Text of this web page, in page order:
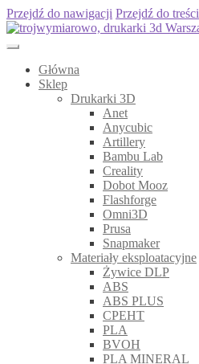
Przejdź do nawigacji Przejdź do treści
Główna
Sklep
Drukarki 3D
Anet
Anycubic
Artillery
Bambu Lab
Creality
Dobot Mooz
Flashforge
Omni3D
Prusa
Snapmaker
Materiały eksploatacyjne
Żywice DLP
ABS
ABS PLUS
CPEHT
PLA
BVOH
PLA MINERAL